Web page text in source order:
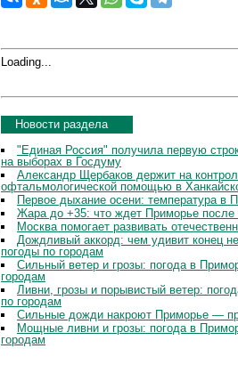
Loading...
Новости раздела
"Единая Россия" получила первую
на выборах в Госдуму
Александр Щербаков держит на
офтальмологической помощью в
Первое дыхание осени: температура в
Жара до +35: что ждет Приморье после
Москва помогает развивать
Дождливый аккорд: чем удивит конец
погоды по городам
Сильный ветер и грозы: погода в
городам
Ливни, грозы и порывистый ветер:
по городам
Сильные дожди накроют Приморье —
Мощные ливни и грозы: погода в
городам